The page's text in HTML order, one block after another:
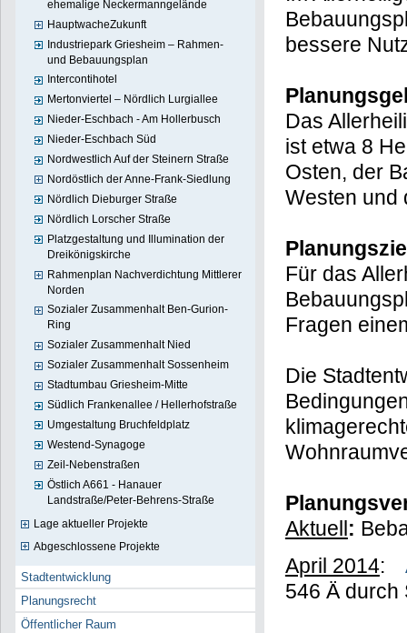
ehemalige Neckermanngelände
HauptwacheZukunft
Industriepark Griesheim – Rahmen-
und Bebauungsplan
Intercontihotel
Mertonviertel – Nördlich Lurgiallee
Nieder-Eschbach - Am Hollerbusch
Nieder-Eschbach Süd
Nordwestlich Auf der Steinern Straße
Nordöstlich der Anne-Frank-Siedlung
Nördlich Dieburger Straße
Nördlich Lorscher Straße
Platzgestaltung und Illumination der
Dreikönigskirche
Rahmenplan Nachverdichtung Mittlerer
Norden
Sozialer Zusammenhalt Ben-Gurion-
Ring
Sozialer Zusammenhalt Nied
Sozialer Zusammenhalt Sossenheim
Stadtumbau Griesheim-Mitte
Südlich Frankenallee / Hellerhofstraße
Umgestaltung Bruchfeldplatz
Westend-Synagoge
Zeil-Nebenstraßen
Östlich A661 - Hanauer
Landstraße/Peter-Behrens-Straße
Lage aktueller Projekte
Abgeschlossene Projekte
Stadtentwicklung
Planungsrecht
Öffentlicher Raum
bessere
Das
ist etwa 8
Osten, der
Westen und
Für das
Fragen
Die
Aktuell:
April 2014:
546 Ä durch